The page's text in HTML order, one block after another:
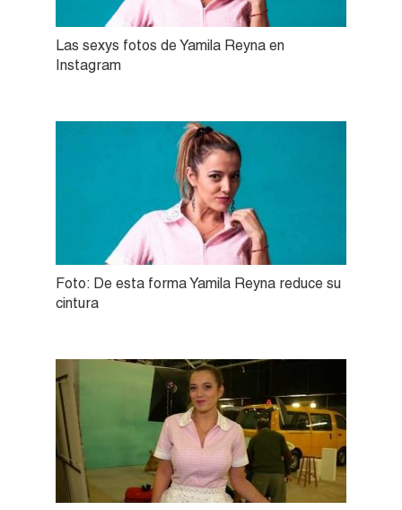
Las sexys fotos de Yamila Reyna en
Instagram
Foto: De esta forma Yamila Reyna reduce su
cintura